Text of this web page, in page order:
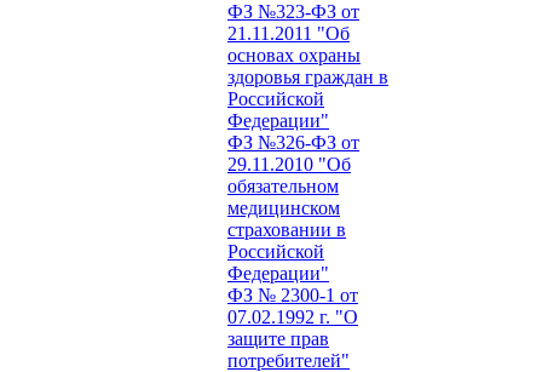
ФЗ №323-ФЗ от
21.11.2011 "Об
основах охраны
здоровья граждан в
Российской
Федерации"
ФЗ №326-ФЗ от
29.11.2010 "Об
обязательном
медицинском
страховании в
Российской
Федерации"
ФЗ № 2300-1 от
07.02.1992 г. "О
защите прав
потребителей"